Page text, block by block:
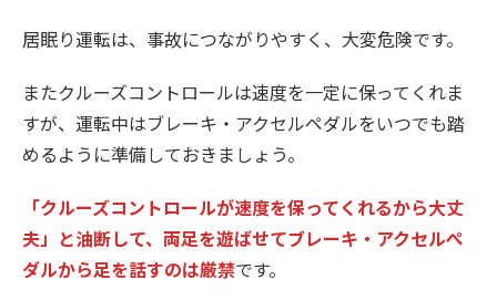
居眠り運転は、事故につながりやすく、大変危険です。
またクルーズコントロールは速度を一定に保ってくれま
すが、運転中はブレーキ・アクセルペダルをいつでも踏
めるように準備しておきましょう。
「クルーズコントロールが速度を保ってくれるから大丈
夫」と油断して、両足を遊ばせてブレーキ・アクセルぺ
ダルから足を話すのは厳禁です。